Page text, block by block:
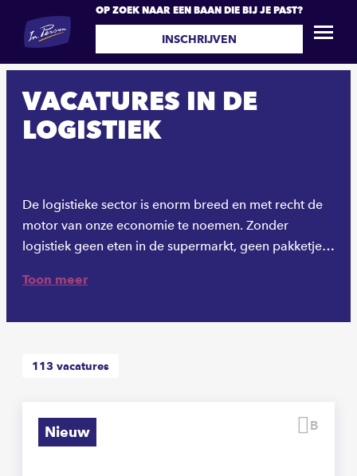
OP ZOEK NAAR EEN BAAN DIE BIJ JE PAST?
INSCHRIJVEN
VACATURES IN DE
LOGISTIEK
De logistieke sector is enorm breed en met recht de
motor van onze economie te noemen. Zonder
logistiek geen eten in de supermarkt, geen pakketjes
Wanneer je werkt in de logistiek ben je een belangrijk
Toon meer
113 vacatures
Nieuw